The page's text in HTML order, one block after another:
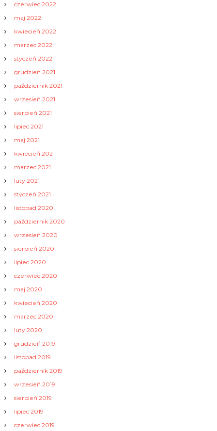
czerwiec 2022
maj 2022
kwiecień 2022
marzec 2022
styczeń 2022
grudzień 2021
październik 2021
wrzesień 2021
sierpień 2021
lipiec 2021
maj 2021
kwiecień 2021
marzec 2021
luty 2021
styczeń 2021
listopad 2020
październik 2020
wrzesień 2020
sierpień 2020
lipiec 2020
czerwiec 2020
maj 2020
kwiecień 2020
marzec 2020
luty 2020
grudzień 2019
listopad 2019
październik 2019
wrzesień 2019
sierpień 2019
lipiec 2019
czerwiec 2019